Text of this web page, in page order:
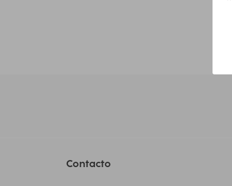
Contacto